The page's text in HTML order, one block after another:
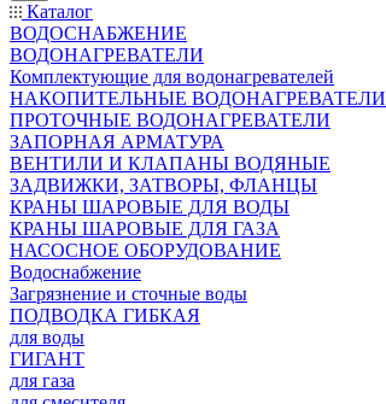
Каталог
ВОДОСНАБЖЕНИЕ
ВОДОНАГРЕВАТЕЛИ
Комплектующие для водонагревателей
НАКОПИТЕЛЬНЫЕ ВОДОНАГРЕВАТЕЛИ
ПРОТОЧНЫЕ ВОДОНАГРЕВАТЕЛИ
ЗАПОРНАЯ АРМАТУРА
ВЕНТИЛИ И КЛАПАНЫ ВОДЯНЫЕ
ЗАДВИЖКИ, ЗАТВОРЫ, ФЛАНЦЫ
КРАНЫ ШАРОВЫЕ ДЛЯ ВОДЫ
КРАНЫ ШАРОВЫЕ ДЛЯ ГАЗА
НАСОСНОЕ ОБОРУДОВАНИЕ
Водоснабжение
Загрязнение и сточные воды
ПОДВОДКА ГИБКАЯ
для воды
ГИГАНТ
для газа